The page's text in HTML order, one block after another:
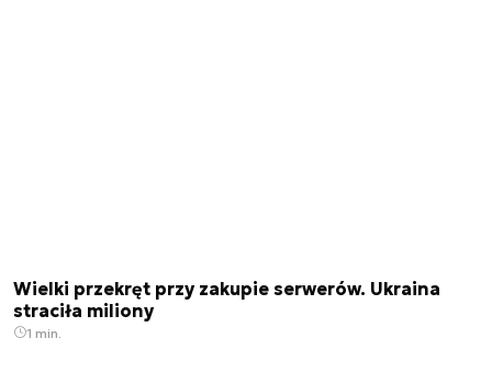
Wielki przekręt przy zakupie serwerów. Ukraina
straciła miliony
1 min.